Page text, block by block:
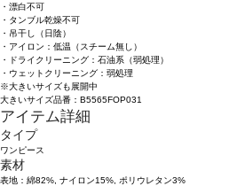
・漂白不可
・タンブル乾燥不可
・吊干し（日陰）
・アイロン：低温（スチーム無し）
・ドライクリーニング：石油系（弱処理）
・ウェットクリーニング：弱処理
※大きいサイズも展開中
大きいサイズ品番：B5565FOP031
アイテム詳細
タイプ
ワンピース
素材
表地：綿82%, ナイロン15%, ポリウレタン3%